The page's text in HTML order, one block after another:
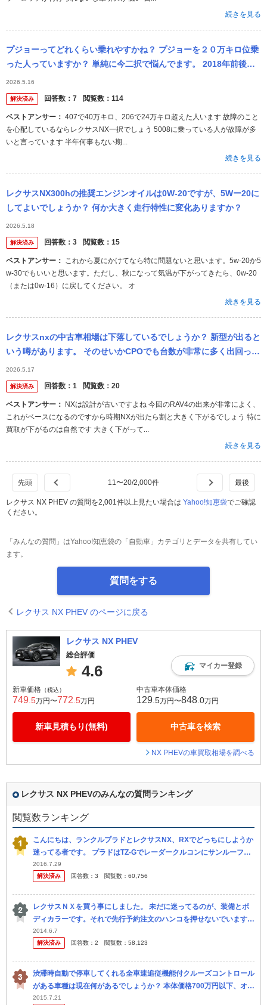
続きを見る
プジョーってどれくらい乗れやすかね？ プジョーを２０万キロ位乗
った人っていますか？ 単純に今二択で悩んでます。 2018年前後の
プジョー5008 2015年前後のレクサスNX 共にディーラー認定...
2026.5.16
解決済み 回答数： 7 閲覧数： 114
ベストアンサー：
を心配しているならレクサスNX一択でしょう 5008に乗っている人が故障が多
いと言っています 半年何事もない期...
続きを見る
レクサスNX300hの推奨エンジンオイルは0W-20ですが、5Wー20に
してよいでしょうか？ 何か大きく走行特性に変化ありますか？
2026.5.18
解決済み 回答数： 3 閲覧数： 15
ベストアンサー：
w-30でもいいと思います。ただし、秋になって気温が下がってきたら、0w-20
（または0w-16）に戻してください。 オ
続きを見る
レクサスnxの中古車相場は下落しているでしょうか？ 新型が出ると
いう噂があります。 そのせいかCPOでも台数が非常に多く出回って
います。 過去の相場を知らないのですが、もしNXの新型が出たら
また...
2026.5.17
解決済み 回答数： 1 閲覧数： 20
ベストアンサー：
これがベースになるのですから時期NXが出たら割と大きく下がるでしょう 特に
買取が下がるのは自然です 大きく下がって...
続きを見る
11 〜20/2,000件
レクサス NX PHEV の質問を2,001件以上見たい場合は Yahoo!知恵袋でご確認
ください。
「みんなの質問」はYahoo!知恵袋の「自動車」カテゴリとデータを共有してい
ます。
質問をする
レクサス NX PHEV のページに戻る
レクサス NX PHEV
総合評価
4.6 マイカー登録
新車価格 （税込）
749 .5万円〜772 .5万円
新車見積もり(無料)
中古車本体価格
129 .5万円〜848 .0万円
中古車を検索
NX PHEVの車買取相場を調べる
レクサス NX PHEVのみんなの質問ランキング
閲覧数ランキング
こんにちは、ランクルプラドとレクサスNX、RXでどっちにしようか
迷ってる者です。 プラドはTZ-Gでレーダークルコンにサンルーフ等
色々付けて、後はマルチテレインセレクトとMOPナビを付けるか付
け...
2016.7.29
解決済み
回答数： 3 閲覧数： 60,756
レクサスＮＸを買う事にしました。 未だに迷ってるのが、装備とボ
ディカラーです。それで先行予約注文のハンコを押せないでいます。
三眼ライトについては別途質問立ててますが、やはりｉパッケージ以
上に...
2014.6.7
解決済み
回答数： 2 閲覧数： 58,123
渋滞時自動で停車してくれる全車速追従機能付クルーズコントロール
がある車種は現在何があるでしょうか？ 本体価格700万円以下、オプ
ション設定可でお願いします。 ・アイサイト(Ver.3)搭載のス...
2015.7.21